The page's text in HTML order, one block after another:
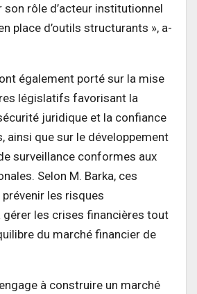
son rôle d’acteur institutionnel
place d’outils structurants », a-
également porté sur la mise
législatifs favorisant la
juridique et la confiance
ainsi que sur le développement
surveillance conformes aux
Selon M. Barka, ces
les risques
les crises financières tout
du marché financier de
à construire un marché